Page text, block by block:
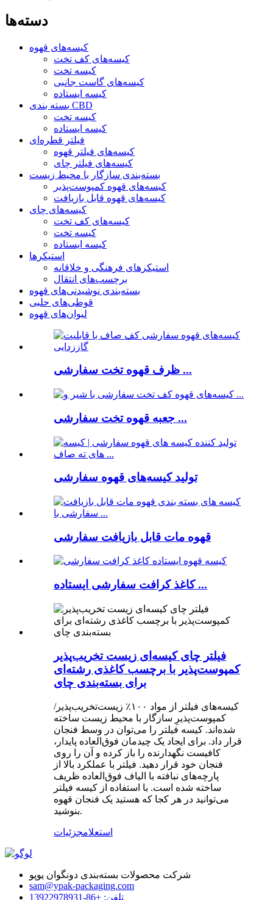
دسته‌ها
کیسه‌های قهوه
کیسه‌های کف تخت
کیسه تخت
کیسه‌های گاست جانبی
کیسه ایستاده
بسته بندی CBD
کیسه تخت
کیسه ایستاده
فیلتر قطره‌ای
کیسه‌های فیلتر قهوه
کیسه‌های فیلتر چای
بسته‌بندی سازگار با محیط زیست
کیسه‌های قهوه کمپوست‌پذیر
کیسه‌های قهوه قابل بازیافت
کیسه‌های چای
کیسه‌های کف تخت
کیسه تخت
کیسه ایستاده
استیکرها
استیکرهای فرهنگی و خلاقانه
برچسب‌های انتقال
بسته‌بندی نوشیدنی‌های قهوه
قوطی‌های حلبی
لیوان‌های قهوه
ظرف قهوه تخت سفارشی ...
جعبه قهوه تخت سفارشی ...
تولید کیسه‌های قهوه سفارشی
قهوه مات قابل بازیافت سفارشی
کاغذ کرافت سفارشی ایستاده ...
فیلتر چای کیسه‌ای زیست تخریب‌پذیر
کمپوست‌پذیر با برچسب کاغذی رشته‌ای
برای بسته‌بندی چای
کیسه‌های فیلتر از مواد ۱۰۰٪ زیست‌تخریب‌پذیر/
کمپوست‌پذیرِ سازگار با محیط زیست ساخته
شده‌اند. کیسه فیلتر را می‌توان در وسط فنجان
قرار داد. برای ایجاد یک چیدمان فوق‌العاده پایدار،
کافیست نگهدارنده را باز کرده و آن را روی
فنجان خود قرار دهید. فیلتر با عملکرد بالا از
پارچه‌های نبافته با الیاف فوق‌العاده ظریف
ساخته شده است. با استفاده از کیسه فیلتر
می‌توانید در هر کجا که هستید یک فنجان قهوه
بنوشید.
استعلامجزئیات
شرکت محصولات بسته‌بندی دونگوان یوپو
sam@ypak-packaging.com
تلفن: +86-13922978931